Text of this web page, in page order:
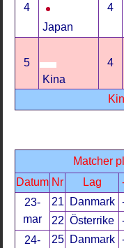
4
Japan
4
5
Kina
4
Matcher
Datum Nr Lag
23-
mar
21 Danmark
22 Österrike
24-
25 Danmark